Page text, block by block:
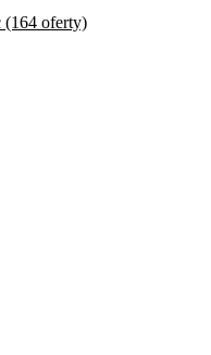
(164 oferty)